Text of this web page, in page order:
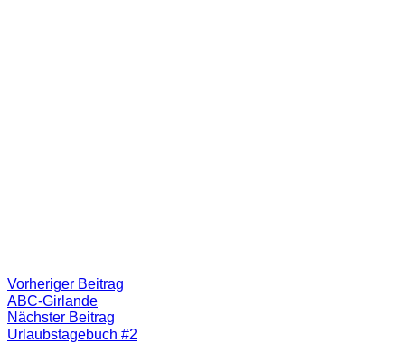
Beitragsnavigation
Vorheriger Beitrag
ABC-Girlande
Nächster Beitrag
Beitrag
Urlaubstagebuch #2